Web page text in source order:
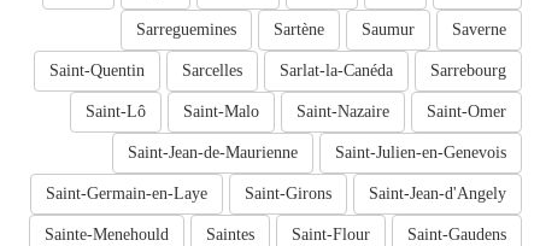
Saverne
Saumur
Sartène
Sarreguemines
Sarrebourg
Sarlat-la-Canéda
Sarcelles
Saint-Quentin
Saint-Omer
Saint-Nazaire
Saint-Malo
Saint-Lô
Saint-Julien-en-Genevois
Saint-Jean-de-Maurienne
Saint-Jean-d'Angely
Saint-Girons
Saint-Germain-en-Laye
Saint-Gaudens
Saint-Flour
Saintes
Sainte-Menehould